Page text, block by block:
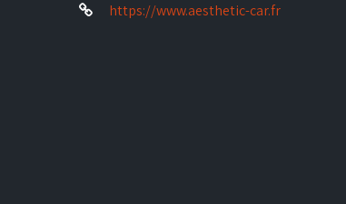
https://www.aesthetic-car.fr